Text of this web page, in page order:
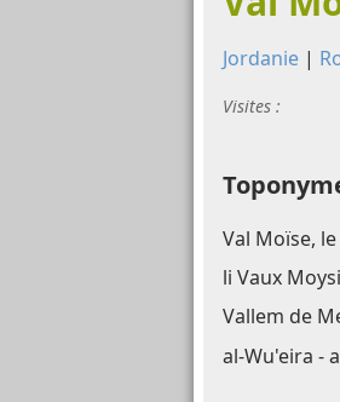
Jordanie |
Visites :
Val Moïse, le
li Vaux Moysi
Vallem de
al-Wu'eira -